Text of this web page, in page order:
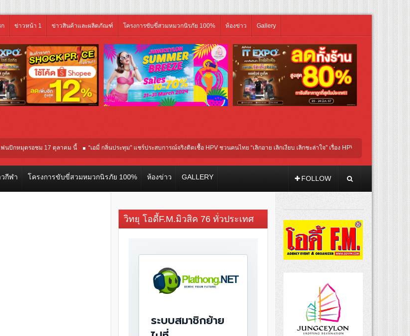
ข่าวหน้า 1 ข่าวสินค้าและผลิตภัณฑ์ โครงการขับขี่สวมหมวกนิรภัย 100% ห้องข่าว Gallery
รอชม 17 ตุลาคม นี้ “เอมี่ กลิ่นประทุม” แชร์ประสบการณ์จริงติดเชื้อ HPV ชวนคนไทย “เลิกอาย เลิกเงียบ เลิกชะล่าใจ” เรื่อง HPV ในแคมเปญ “HPV ไม่เป็นไร…ไ
ลภาพยนตร์นานาชาติโตรอนโต “จุ๋ย วรัทยา” ทุ่มสุดชีวิต โกนหัวรับบทแม่ชี นำทีมนักแสดงประชันความสยอง!
กีฬา โครงการขับขี่สวมหมวกนิรภัย 100% ห้องข่าว GALLERY FOLLOW
วิทยุ โอดี้F.M.มิวสิค 76 ทั่วประเทศ